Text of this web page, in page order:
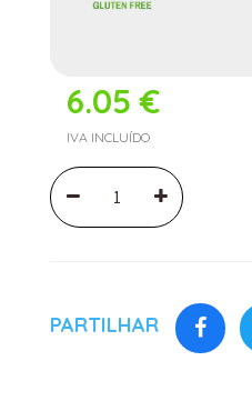
6.05 €
IVA INCLUÍDO
PARTILHAR